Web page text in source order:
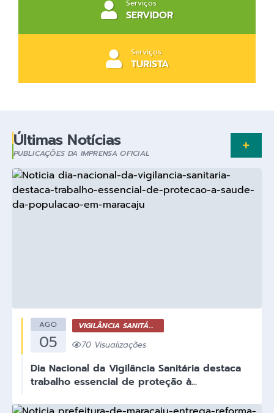
Plano Municipal de Enfrentamento da Pandemia em
Decorrência de COVID-19 Comércio - Adesão ao
Protocolo
Plano Municipal de Enfrentamento da Pandemia em
Decorrência de COVID-19 Educação - Adesão ao
Protocolo
Serviços
SERVIDOR
Serviços
TURISTA
Últimas Notícias
PUBLICAÇÕES DA IMPRENSA OFICIAL
AGO
05
VIGILÂNCIA SANITÁRIA
70 Visualizações
Dia Nacional da Vigilância Sanitária destaca
trabalho essencial de proteção à...